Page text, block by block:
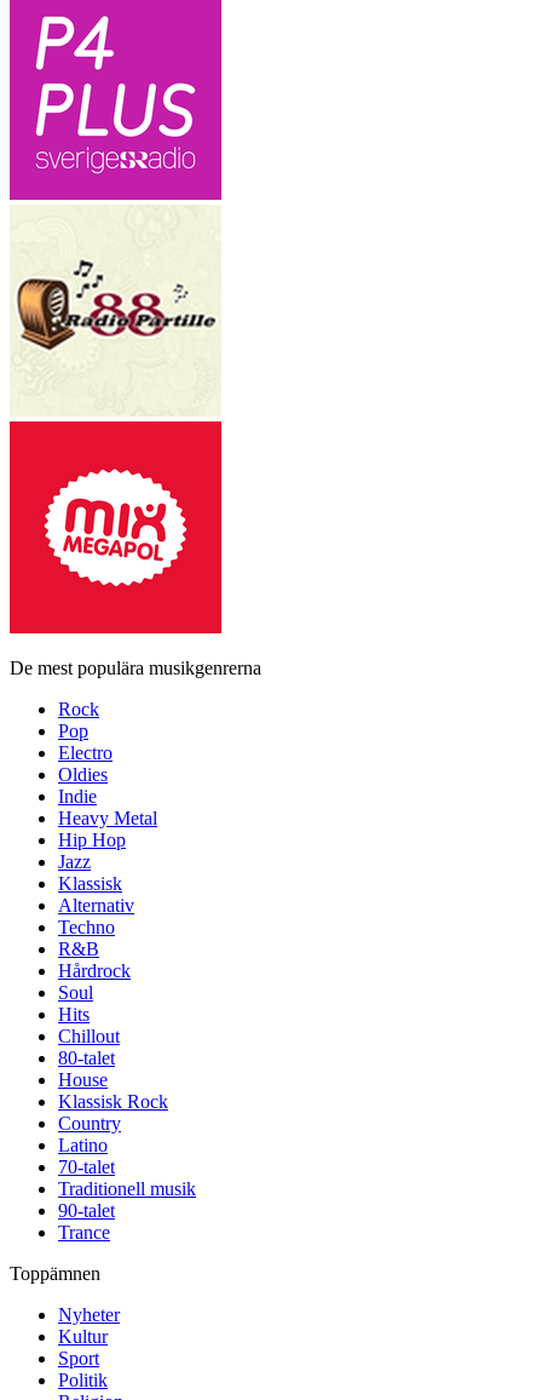
De mest populära musikgenrerna
Rock
Pop
Electro
Oldies
Indie
Heavy Metal
Hip Hop
Jazz
Klassisk
Alternativ
Techno
R&B
Hårdrock
Soul
Hits
Chillout
80-talet
House
Klassisk Rock
Country
Latino
70-talet
Traditionell musik
90-talet
Trance
Toppämnen
Nyheter
Kultur
Sport
Politik